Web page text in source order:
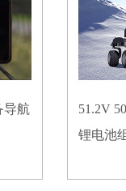
导航
51.2V
锂电池